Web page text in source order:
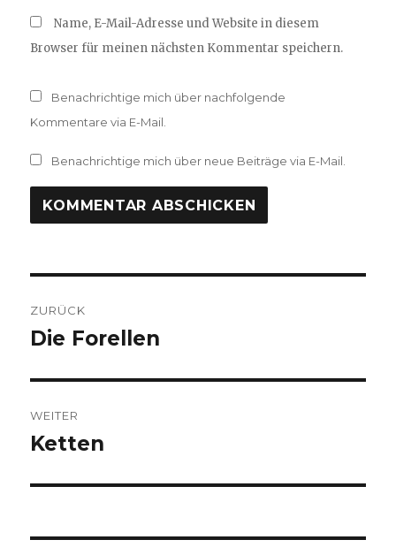
Name, E-Mail-Adresse und Website in diesem
Browser für meinen nächsten Kommentar speichern.
Benachrichtige mich über nachfolgende
Kommentare via E-Mail.
Benachrichtige mich über neue Beiträge via E-Mail.
ZURÜCK
Vorheriger
Die Forellen
WEITER
Nächster
Ketten